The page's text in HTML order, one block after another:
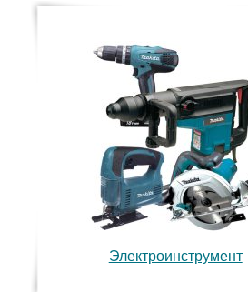
Электроинструмент